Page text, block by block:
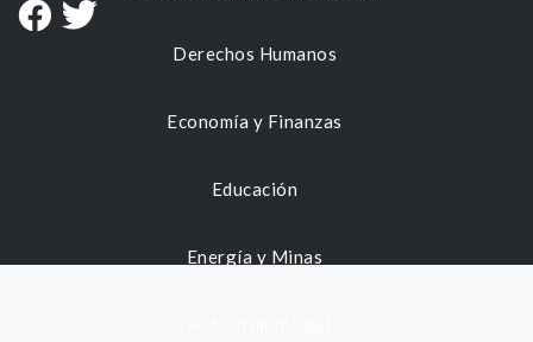
Derechos Humanos
Economía y Finanzas
Educación
Energía y Minas